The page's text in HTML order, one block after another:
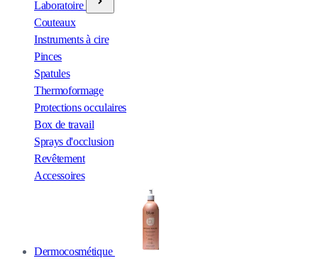
Laboratoire
Couteaux
Instruments à cire
Pinces
Spatules
Thermoformage
Protections occulaires
Box de travail
Sprays d'occlusion
Revêtement
Accessoires
Dermocosmétique